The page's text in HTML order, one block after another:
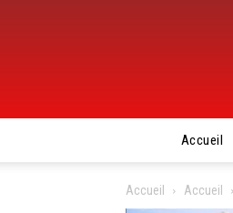
Accueil
Accueil Accueil